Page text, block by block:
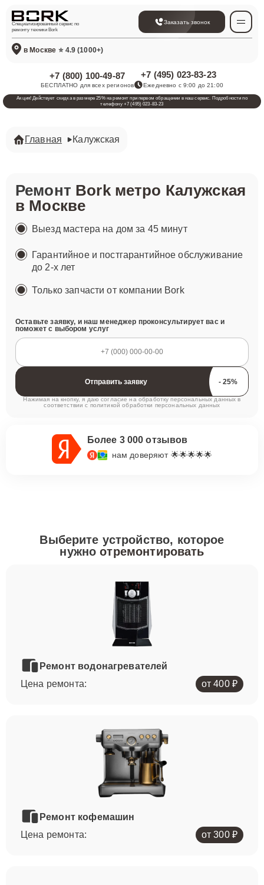
Специализированный сервис по
ремонту техники Bork
Заказать звонок
в Москве ⭐ 4.9 (1000+)
+7 (800) 100-49-87
БЕСПЛАТНО для всех регионов
+7 (495) 023-83-23
Ежедневно с 9:00 до 21:00
Акция! Действует скидка в размере 25% на ремонт при первом обращении в наш сервис. Подробности по
телефону +7 (495) 023-83-23
Главная Калужская
Ремонт Bork метро Калужская
в Москве
Выезд мастера на дом за 45 минут
Гарантийное и постгарантийное обслуживание
до 2-х лет
Только запчасти от компании Bork
Оставьте заявку, и наш менеджер проконсультирует вас и
поможет с выбором услуг
Отправить заявку
Нажимая на кнопку, я даю согласие на обработку персональных данных в
соответствии с политикой обработки персональных данных
Более 3 000 отзывов
нам доверяют 🌟🌟🌟🌟🌟
Выберите устройство, которое
нужноотремонтировать
Ремонт водонагревателей
Цена ремонта:
от 400 ₽
Ремонт кофемашин
Цена ремонта:
от 300 ₽